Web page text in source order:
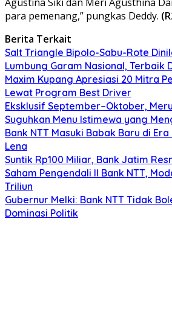
para pemenang,” pungkas Deddy.
Berita Terkait
Salt Triangle Bipolo-Sabu-Rote
Lumbung Garam Nasional, Terbaik
Maxim Kupang Apresiasi 20 Mitra
Lewat Program Best Driver
Eksklusif September–Oktober,
Suguhkan Menu Istimewa yang
Bank NTT Masuki Babak Baru di
Lena
Suntik Rp100 Miliar, Bank Jatim
Saham Pengendali II Bank NTT,
Triliun
Gubernur Melki: Bank NTT Tidak
Dominasi Politik